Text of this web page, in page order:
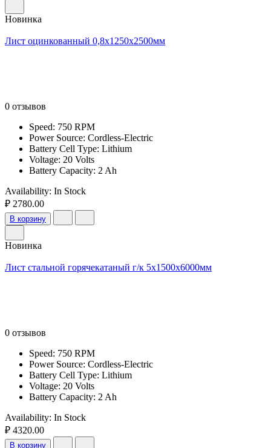
Новинка
Лист оцинкованный 0,8х1250х2500мм
0 отзывов
Speed: 750 RPM
Power Source: Cordless-Electric
Battery Cell Type: Lithium
Voltage: 20 Volts
Battery Capacity: 2 Ah
Availability: In Stock
₽ 2780.00
В корзину
Новинка
Лист стальной горячекатаный г/к 5х1500х6000мм
0 отзывов
Speed: 750 RPM
Power Source: Cordless-Electric
Battery Cell Type: Lithium
Voltage: 20 Volts
Battery Capacity: 2 Ah
Availability: In Stock
₽ 4320.00
В корзину